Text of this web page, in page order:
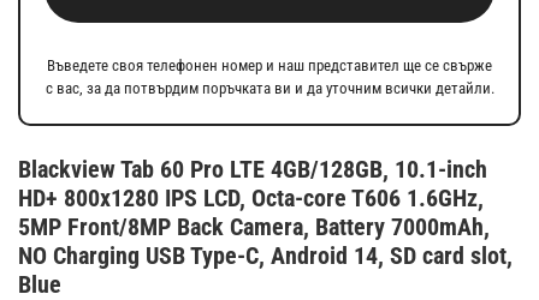
Blackview Tab 60 Pro LTE 4GB/128GB, 10.1-inch
HD+ 800x1280 IPS LCD, Octa-core T606 1.6GHz,
5MP Front/8MP Back Camera, Battery 7000mAh,
NO Charging USB Type-C, Android 14, SD card slot,
Blue
Въведете своя телефонен номер и наш представител ще се свърже
с вас, за да потвърдим поръчката ви и да уточним всички детайли.